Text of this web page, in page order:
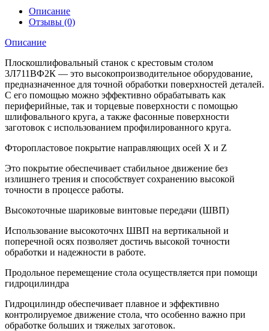
Описание
Отзывы (0)
Описание
Плоскошлифовальный станок с крестовым столом
3Л711ВФ2К — это высокопроизводительное оборудование,
предназначенное для точной обработки поверхностей деталей.
С его помощью можно эффективно обрабатывать как
периферийные, так и торцевые поверхности с помощью
шлифовального круга, а также фасонные поверхности
заготовок с использованием профилированного круга.
Фторопластовое покрытие направляющих осей X и Z
Это покрытие обеспечивает стабильное движение без
излишнего трения и способствует сохранению высокой
точности в процессе работы.
Высокоточные шариковые винтовые передачи (ШВП)
Использование высокоточнх ШВП на вертикальной и
поперечной осях позволяет достичь высокой точности
обработки и надежности в работе.
Продольное перемещение стола осуществляется при помощи
гидроцилиндра
Гидроцилиндр обеспечивает плавное и эффективно
контролируемое движение стола, что особенно важно при
обработке больших и тяжелых заготовок.